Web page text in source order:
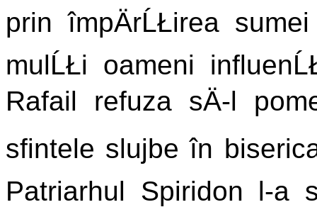
prin împÄrĹŁirea
mulĹŁi oameni
Rafail refuza sÄ-l
sfintele slujbe în
Patriarhul Spiridon l-a